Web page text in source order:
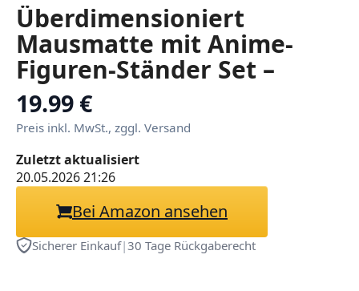
Überdimensioniert
Mausmatte mit Anime-
Figuren-Ständer Set –
Polsterung für Präzises
Gaming, Rutschfeste
Unterseite, Stylisch &
langlebig,900x400mm(B)
19.99 €
Preis inkl. MwSt., zggl. Versand
Zuletzt aktualisiert
20.05.2026 21:26
Bei Amazon ansehen
Sicherer Einkauf|30 Tage Rückgaberecht